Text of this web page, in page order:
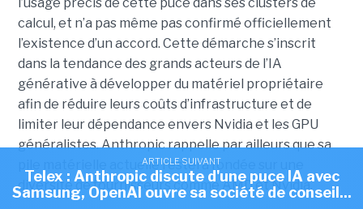
ARTICLE SUIVANT
Telex : Anthropic discute d'une puce IA avec
Samsung, OpenAI ouvre sa société de conseil...
calcul, et n’a pas même pas confirmé officiellement
l’existence d’un accord. Cette démarche s’inscrit
dans la tendance des grands acteurs de l’IA
générative à développer du matériel propriétaire
afin de réduire leurs coûts d’infrastructure et de
limiter leur dépendance envers Nvidia et les GPU
généralistes. Anthropic rappelle par ailleurs que sa
pile matérielle actuelle restera fondée sur une
diversité de fournisseurs comme AMD et Nvidia.